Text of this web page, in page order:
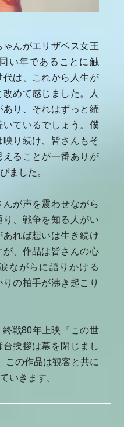
んがエリザベス女王
い年であることに触
は、これから人生が
めて感じました。人
り、それはずっと続
ているでしょう。僕
り続け、皆さんもそ
ることが一番ありが
ました。
が声を震わせながら
り、戦争を知る人がい
れば想いは生き続け
、作品は皆さんの心
ながらに語りかける
の拍手が沸き起こり
戦80年上映『この世
挨拶は幕を閉じまし
この作品は観客と共に
いきます。